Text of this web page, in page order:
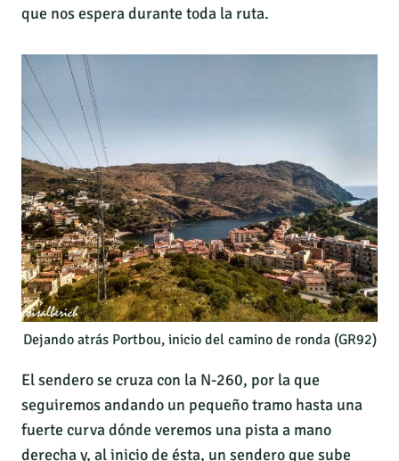
que nos espera durante toda la ruta.
Dejando atrás Portbou, inicio del camino de ronda (GR92)
El sendero se cruza con la N-260, por la que
seguiremos andando un pequeño tramo hasta una
fuerte curva dónde veremos una pista a mano
derecha y, al inicio de ésta, un sendero que sube